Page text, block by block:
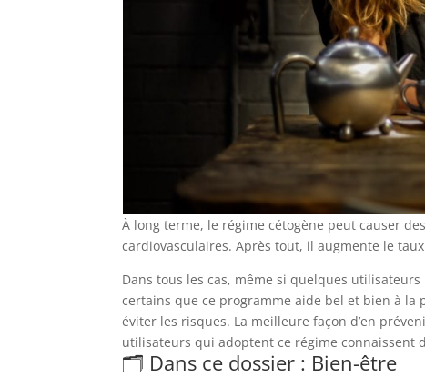
À long terme, le régime cétogène peut causer
cardiovasculaires. Après tout, il augmente le
Dans tous les cas, même si quelques
certains que ce programme aide bel et bien à
éviter les risques. La meilleure façon d’en
utilisateurs qui adoptent ce régime connaissent
🗂️ Dans ce dossier : Bien-être